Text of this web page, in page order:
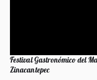
Festival Gastronómico del
Zinacantepec